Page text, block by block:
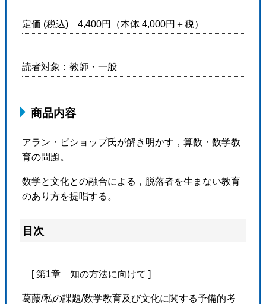
定価 (税込) 4,400円（本体 4,000円＋税）
読者対象：教師・一般
商品内容
アラン・ビショップ氏が解き明かす，算数・数学教
育の問題。
数学と文化との融合による，脱落者を生まない教育
のあり方を提唱する。
目次
[ 第1章 知の方法に向けて ]
葛藤/私の課題/数学教育及び文化に関する予備的考